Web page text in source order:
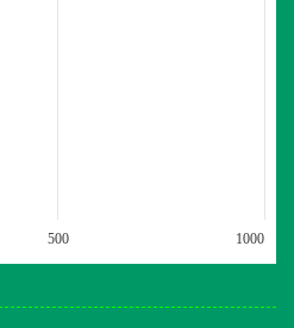
500 1000